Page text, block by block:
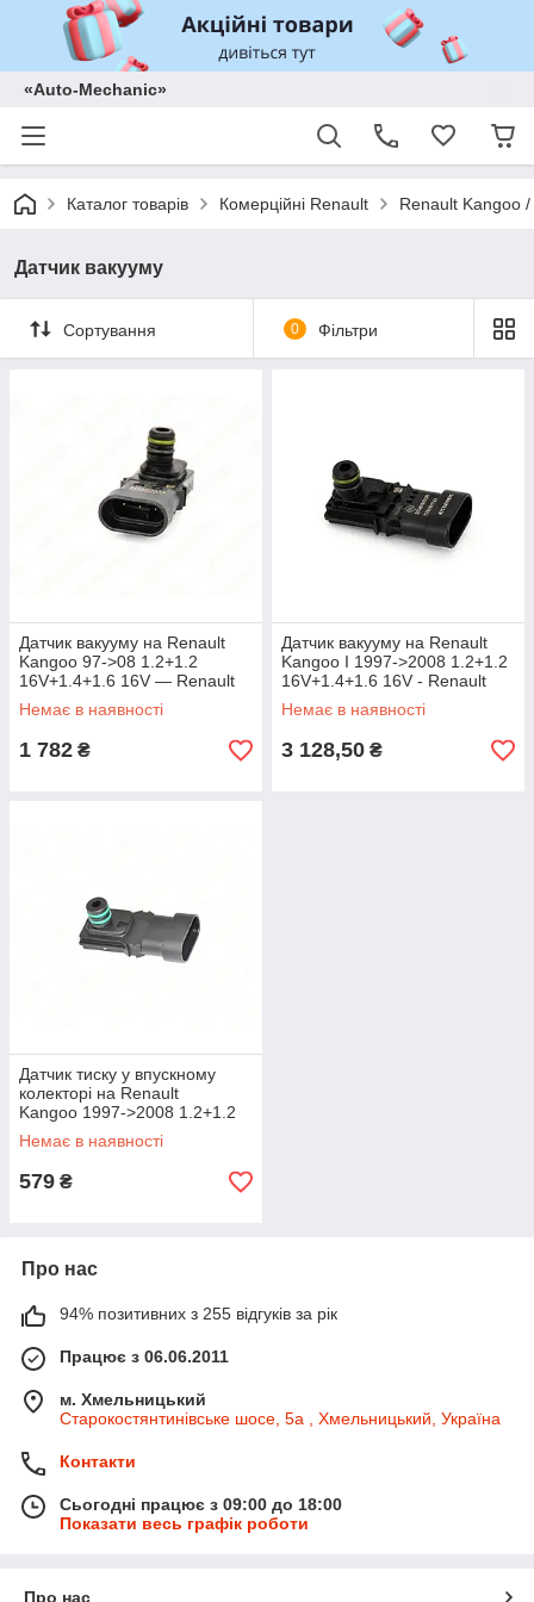
«Auto-Mechanic»
Каталог товарів Комерційні Renault Renault Kangoo
Датчик вакууму
Сортування 0 Фільтри
Датчик вакууму на Renault
Kangoo 97->08 1.2+1.2
16V+1.4+1.6 16V — Renault
(Оригінал) БЕЗ УПАКОВКИ -
8200719629J
Немає в наявності
1 782 ₴
Датчик вакууму на Renault
Kangoo I 1997->2008 1.2+1.2
16V+1.4+1.6 16V - Renault
(Оригінал) - 223650035R
Немає в наявності
3 128,50 ₴
Датчик тиску у впускному
колекторі на Renault
Kangoo 1997->2008 1.2+1.2
16V+1.4+1.6 16V - Autlog -
AS4979
Немає в наявності
579 ₴
Про нас
94% позитивних з 255 відгуків за рік
Працює з 06.06.2011
м. Хмельницький
Старокостянтинівське шосе, 5а , Хмельницький, Україна
Контакти
Сьогодні працює з 09:00 до 18:00
Показати весь графік роботи
Про нас